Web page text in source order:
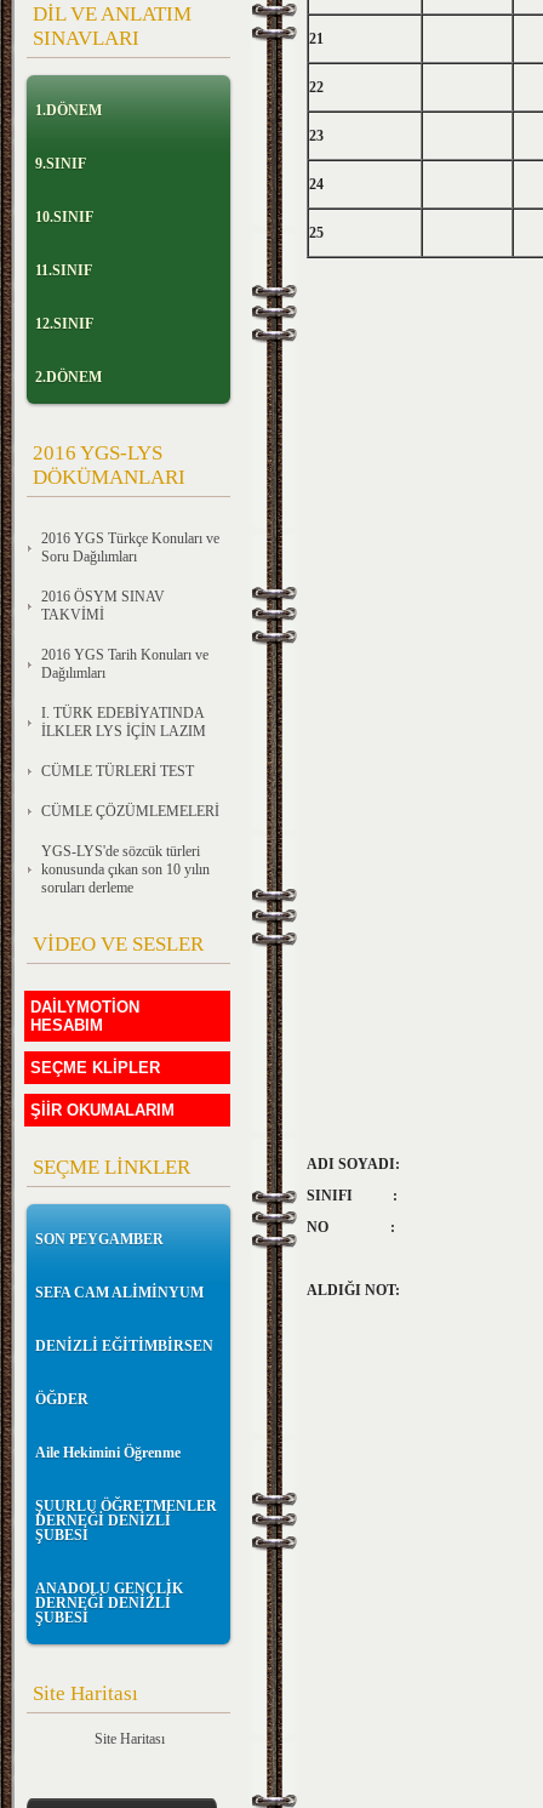
DİL VE ANLATIM
SINAVLARI
1.DÖNEM
9.SINIF
10.SINIF
11.SINIF
12.SINIF
2.DÖNEM
2016 YGS-LYS
DÖKÜMANLARI
2016 YGS Türkçe Konuları ve
Soru Dağılımları
2016 ÖSYM SINAV
TAKVİMİ
2016 YGS Tarih Konuları ve
Dağılımları
I. TÜRK EDEBİYATINDA
İLKLER LYS İÇİN LAZIM
CÜMLE TÜRLERİ TEST
CÜMLE ÇÖZÜMLEMELERİ
YGS-LYS'de sözcük türleri
konusunda çıkan son 10 yılın
soruları derleme
VİDEO VE SESLER
DAİLYMOTİON
HESABIM
SEÇME KLİPLER
ŞİİR OKUMALARIM
SEÇME LİNKLER
SON PEYGAMBER
SEFA CAM ALİMİNYUM
DENİZLİ EĞİTİMBİRSEN
ÖĞDER
Aile Hekimini Öğrenme
ŞUURLU ÖĞRETMENLER
DERNEĞİ DENİZLİ
ŞUBESİ
ANADOLU GENÇLİK
DERNEĞİ DENİZLİ
ŞUBESİ
Site Haritası
Site Haritası
21
22
23
24
25
ADI SOYADI:
SINIFI :
NO :
ALDIĞI NOT: